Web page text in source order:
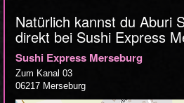
Natürlich kannst du Aburi
direkt bei Sushi Express
Sushi Express Merseburg
Zum Kanal 03
06217 Merseburg